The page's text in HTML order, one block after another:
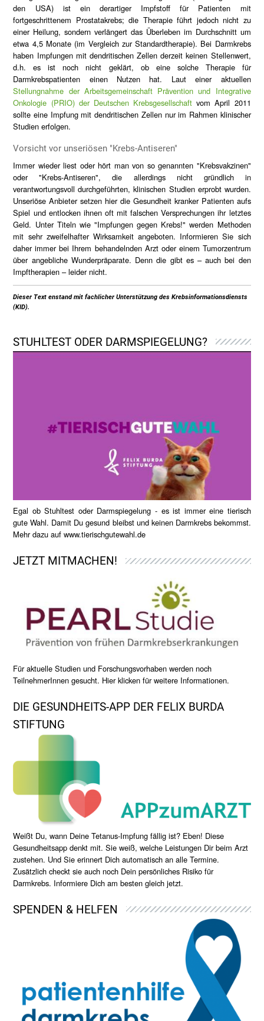
den USA) ist ein derartiger Impfstoff für Patienten mit
fortgeschrittenem Prostatakrebs; die Therapie führt jedoch nicht zu
einer Heilung, sondern verlängert das Überleben im Durchschnitt um
etwa 4,5 Monate (im Vergleich zur Standardtherapie). Bei Darmkrebs
haben Impfungen mit dendritischen Zellen derzeit keinen Stellenwert,
d.h. es ist noch nicht geklärt, ob eine solche Therapie für
Darmkrebspatienten einen Nutzen hat. Laut einer aktuellen
Stellungnahme der Arbeitsgemeinschaft Prävention und Integrative
Onkologie (PRIO) der Deutschen Krebsgesellschaft vom April 2011
sollte eine Impfung mit dendritischen Zellen nur im Rahmen klinischer
Studien erfolgen.
Vorsicht vor unseriösen "Krebs-Antiseren"
Immer wieder liest oder hört man von so genannten "Krebsvakzinen"
oder "Krebs-Antiseren", die allerdings nicht gründlich in
verantwortungsvoll durchgeführten, klinischen Studien erprobt wurden.
Unseriöse Anbieter setzen hier die Gesundheit kranker Patienten aufs
Spiel und entlocken ihnen oft mit falschen Versprechungen ihr letztes
Geld. Unter Titeln wie "Impfungen gegen Krebs!" werden Methoden
mit sehr zweifelhafter Wirksamkeit angeboten. Informieren Sie sich
daher immer bei Ihrem behandelnden Arzt oder einem Tumorzentrum
über angebliche Wunderpräparate. Denn die gibt es – auch bei den
Impftherapien – leider nicht.
Dieser Text enstand mit fachlicher Unterstützung des Krebsinformationsdiensts
(KID).
STUHLTEST ODER DARMSPIEGELUNG?
Egal ob Stuhltest oder Darmspiegelung - es ist immer eine tierisch
gute Wahl. Damit Du gesund bleibst und keinen Darmkrebs bekommst.
Mehr dazu aufwww.tierischgutewahl.de
JETZT MITMACHEN!
Für aktuelle Studien und Forschungsvorhaben werden noch
TeilnehmerInnen gesucht. Hier klicken für weitere Informationen.
DIE GESUNDHEITS-APP DER FELIX BURDA
STIFTUNG
Weißt Du, wann Deine Tetanus-Impfung fällig ist? Eben! Diese
Gesundheitsapp denkt mit. Sie weiß, welche Leistungen Dir beim Arzt
zustehen. Und Sie erinnert Dich automatisch an alle Termine.
Zusätzlich checkt sie auch noch Dein persönliches Risiko für
Darmkrebs. Informiere Dich am besten gleich jetzt.
SPENDEN & HELFEN